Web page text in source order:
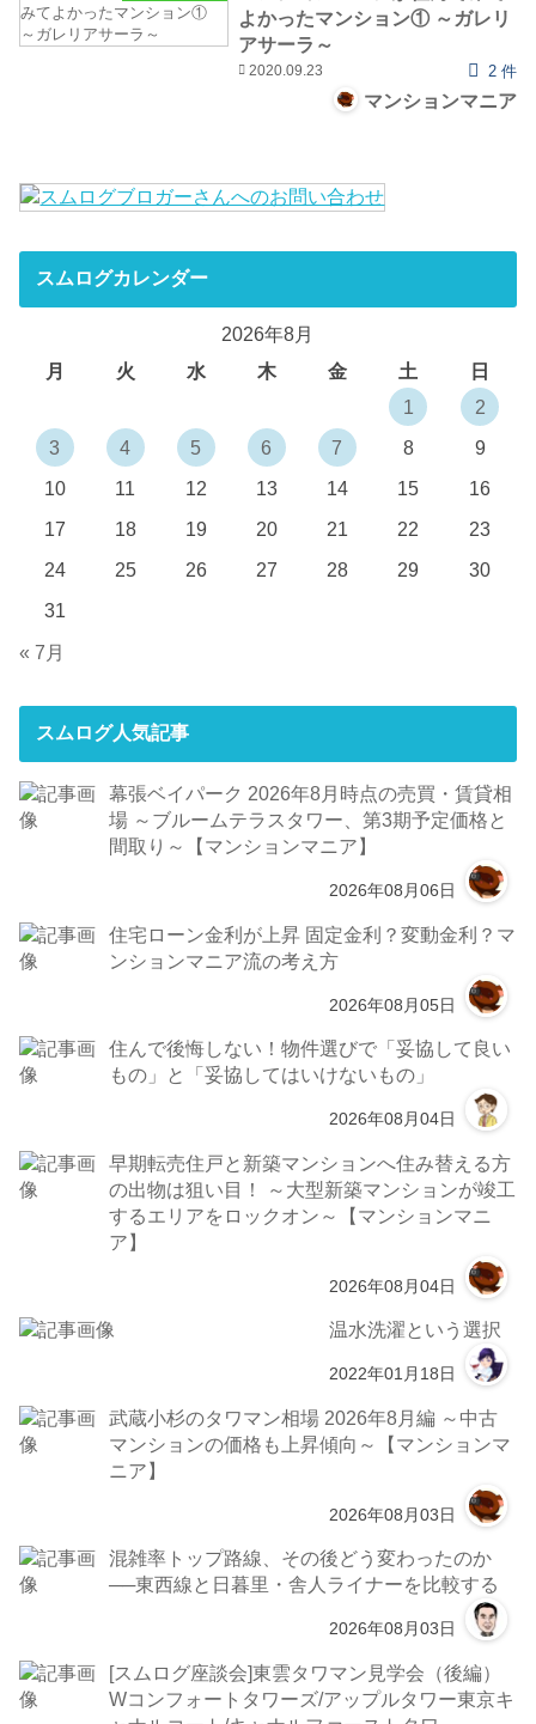
よかったマンション① ～ガレリ
アサーラ～
2020.09.23 2 件
マンションマニア
スムログカレンダー
2026年8月
月
火 水 木 金 土
日
1
2
3
4 5 6 7 8
9
10
11 12 13 14 15
16
17
18 19 20 21 22
23
24
25 26 27 28 29
30
31
« 7月
スムログ人気記事
幕張ベイパーク 2026年8月時点の売買・賃貸相
場 ～ブルームテラスタワー、第3期予定価格と
間取り～【マンションマニア】
2026年08月06日
住宅ローン金利が上昇 固定金利？変動金利？マ
ンションマニア流の考え方
2026年08月05日
住んで後悔しない！物件選びで「妥協して良い
もの」と「妥協してはいけないもの」
2026年08月04日
早期転売住戸と新築マンションへ住み替える方
の出物は狙い目！ ～大型新築マンションが竣工
するエリアをロックオン～【マンションマニ
ア】
2026年08月04日
温水洗濯という選択
2022年01月18日
武蔵小杉のタワマン相場 2026年8月編 ～中古
マンションの価格も上昇傾向～【マンションマ
ニア】
2026年08月03日
混雑率トップ路線、その後どう変わったのか
──東西線と日暮里・舎人ライナーを比較する
2026年08月03日
[スムログ座談会]東雲タワマン見学会（後編）
Wコンフォートタワーズ/アップルタワー東京キ